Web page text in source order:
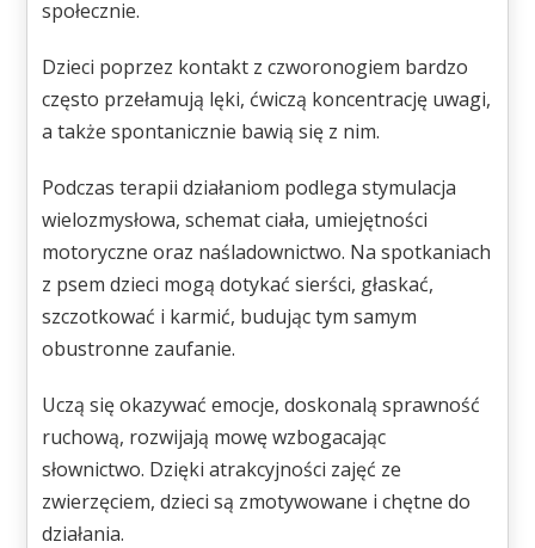
społecznie.
Dzieci poprzez kontakt z czworonogiem bardzo
często przełamują lęki, ćwiczą koncentrację uwagi,
a także spontanicznie bawią się z nim.
Podczas terapii działaniom podlega stymulacja
wielozmysłowa, schemat ciała, umiejętności
motoryczne oraz naśladownictwo. Na spotkaniach
z psem dzieci mogą dotykać sierści, głaskać,
szczotkować i karmić, budując tym samym
obustronne zaufanie.
Uczą się okazywać emocje, doskonalą sprawność
ruchową, rozwijają mowę wzbogacając
słownictwo. Dzięki atrakcyjności zajęć ze
zwierzęciem, dzieci są zmotywowane i chętne do
działania.